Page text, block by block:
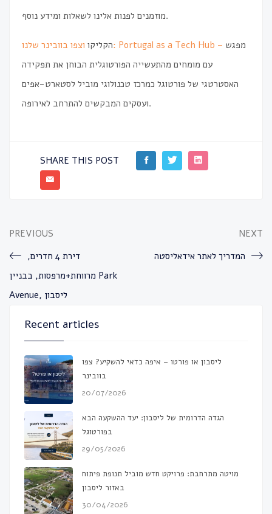
מוזמנים לפנות אלינו לשאלות ומידע נוסף.
הקליקווצפו בוובינר שלנו: Portugal as a Tech Hub –
עם מומחים מהתעשייה הפורטוגלית הבוחן את תפקידה
האסטרטגי של פורטוגל כמרכז טכנולוגי מוביל לסטארט-אפים
ועסקים המבקשים להתרחב לאירופה.
SHARE THIS POST
PREVIOUS
דירת 4 חדרים,
מרווחת+מרפסות, בבניין Park
Avenue, ליסבון
NEXT
המדריך לאתר אידאליסטה
Recent articles
ליסבון או פורטו – איפה כדאי להשקיע? צפו
בוובינר
20/07/2026
הגדה הדרומית של ליסבון: יעד ההשקעה הבא
בפורטוגל
29/05/2026
מויטה מתרחבת: פרויקט חדש מוביל תנופת פיתוח
באזור ליסבון
30/04/2026